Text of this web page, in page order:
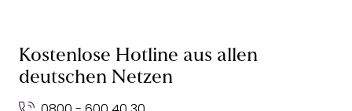
Kostenlose Hotline aus allen
deutschen Netzen